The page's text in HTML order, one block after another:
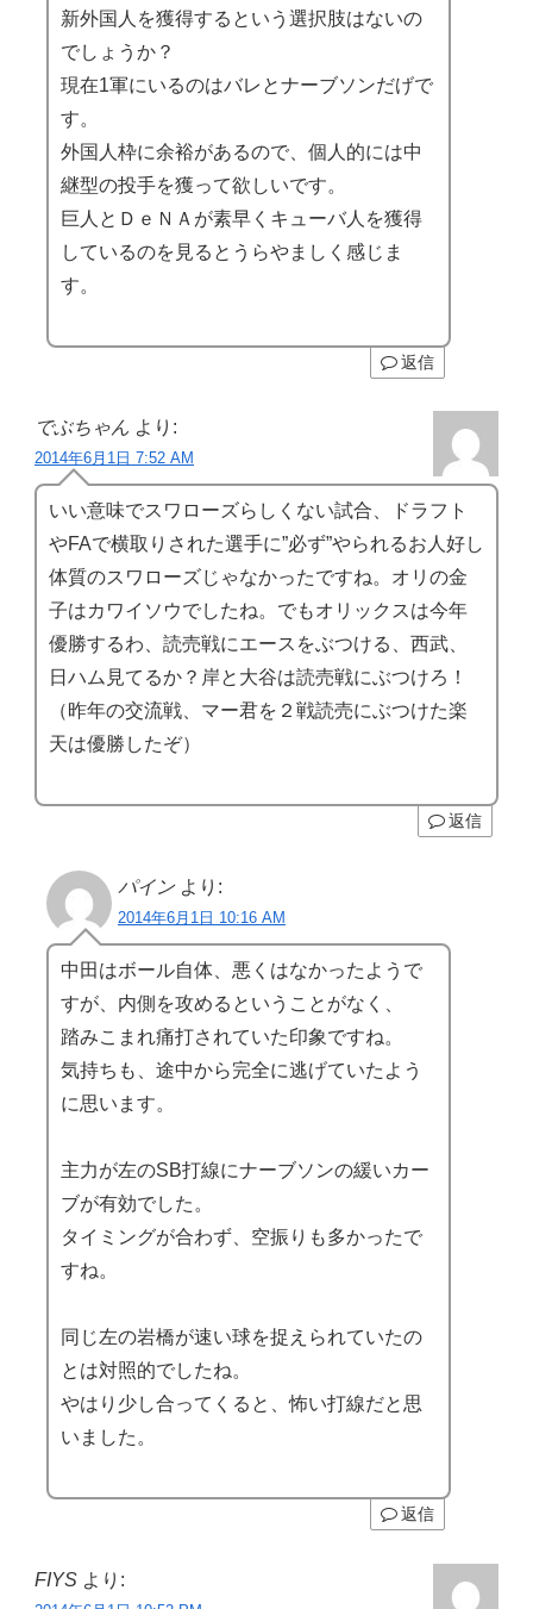
新外国人を獲得するという選択肢はないの
でしょうか？
現在1軍にいるのはバレとナーブソンだげで
す。
外国人枠に余裕があるので、個人的には中
継型の投手を獲って欲しいです。
巨人とＤｅＮＡが素早くキューバ人を獲得
しているのを見るとうらやましく感じま
す。
返信
でぶちゃん より:
2014年6月1日 7:52 AM
いい意味でスワローズらしくない試合、ドラフト
やFAで横取りされた選手に”必ず”やられるお人好し
体質のスワローズじゃなかったですね。オリの金
子はカワイソウでしたね。でもオリックスは今年
優勝するわ、読売戦にエースをぶつける、西武、
日ハム見てるか？岸と大谷は読売戦にぶつけろ！
（昨年の交流戦、マー君を２戦読売にぶつけた楽
天は優勝したぞ）
返信
パイン より:
2014年6月1日 10:16 AM
中田はボール自体、悪くはなかったようで
すが、内側を攻めるということがなく、
踏みこまれ痛打されていた印象ですね。
気持ちも、途中から完全に逃げていたよう
に思います。
主力が左のSB打線にナーブソンの緩いカー
ブが有効でした。
タイミングが合わず、空振りも多かったで
すね。
同じ左の岩橋が速い球を捉えられていたの
とは対照的でしたね。
やはり少し合ってくると、怖い打線だと思
いました。
返信
FIYS より: